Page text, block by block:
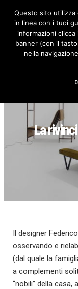
La
Il designer
osservando e
(dal quale la
a complementi
“nobili” della casa,
Questo sito utilizza
in linea con i tuoi
informazioni
banner (con il
nella